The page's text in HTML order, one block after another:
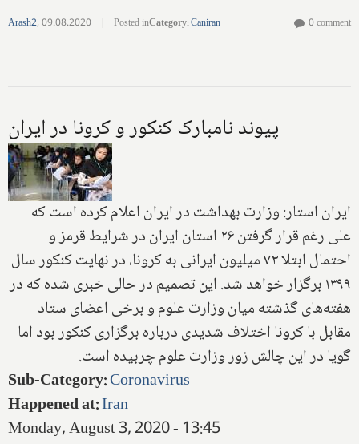
Arash2,09.08.2020 | Posted inCategory:Caniran 0 comment
پیوند نامبارک کنکور و کرونا در ایران
ایران استار: وزارت بهداشت در ایران اعلام کرده است که
علی رغم قرار گرفتن ۲۶ استان ایران در شرایط قرمز و
احتمال ابتلا ۷۳ میلیون ایرانی به کرونا، در نهایت کنکور سال
۱۳۹۹ برگزار خواهد شد. این تصمیم در حالی خبری شده که در
هفته‌های گذشته میان وزارت علوم و برخی اعضای ستاد
مقابل با کرونا اختلاف شدیدی درباره برگزاری کنکور بود اما
گویا در این چالش زور وزارت علوم چربیده است.
Sub-Category:Coronavirus
Happened at:Iran
Monday, August 3, 2020 - 13:45